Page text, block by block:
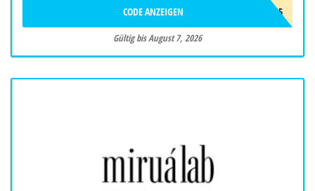
FIRST15
CODE ANZEIGEN
Gültig bis August 7, 2026